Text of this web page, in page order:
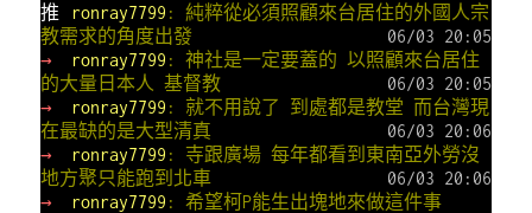
推
ronray7799 : 純粹從必須照顧來台居住的外國人宗
教需求的角度出發
06/03 20:05
→
ronray7799 : 神社是一定要蓋的 以照顧來台居住
的大量日本人 基督教
06/03 20:05
→
ronray7799 : 就不用說了 到處都是教堂 而台灣現
在最缺的是大型清真
06/03 20:06
→
ronray7799 : 寺跟廣場 每年都看到東南亞外勞沒
地方聚只能跑到北車
06/03 20:06
→
ronray7799 : 希望柯P能生出塊地來做這件事